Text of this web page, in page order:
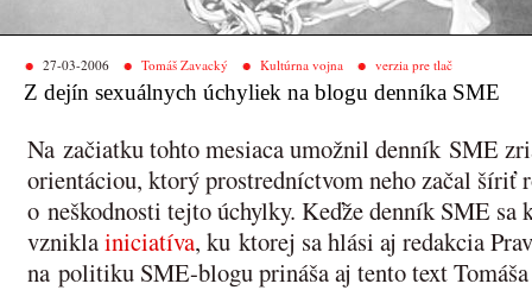
27-03-2006 Tomáš Zavacký Kultúrna vojna verzia pre tlač
Z dejín sexuálnych úchyliek na blogu denníka SME
Na začiatku tohto mesiaca umožnil denník SME
orientáciou, ktorý prostredníctvom neho začal šíriť
o neškodnosti tejto úchylky. Keďže denník SME
vzniklainiciatíva, ku ktorej sa hlási aj redakcia
na politiku SME-blogu prináša aj tento text